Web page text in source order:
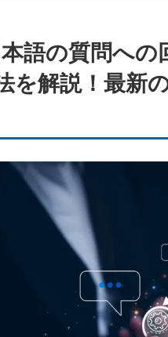
語の質問への
を解説！最新